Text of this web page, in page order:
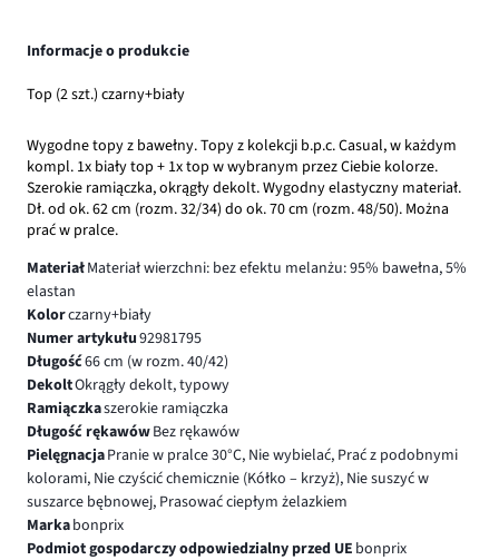
Informacje o produkcie
Top (2 szt.) czarny+biały
Wygodne topy z bawełny. Topy z kolekcji b.p.c. Casual, w każdym
kompl. 1x biały top + 1x top w wybranym przez Ciebie kolorze.
Szerokie ramiączka, okrągły dekolt. Wygodny elastyczny materiał.
Dł. od ok. 62 cm (rozm. 32/34) do ok. 70 cm (rozm. 48/50). Można
prać w pralce.
MateriałMateriał wierzchni: bez efektu melanżu: 95% bawełna, 5%
elastan
Kolorczarny+biały
Numer artykułu92981795
Długość66 cm (w rozm. 40/42)
DekoltOkrągły dekolt, typowy
Ramiączkaszerokie ramiączka
Długość rękawówBez rękawów
PielęgnacjaPranie w pralce 30°C, Nie wybielać, Prać z podobnymi
kolorami, Nie czyścić chemicznie (Kółko – krzyż), Nie suszyć w
suszarce bębnowej, Prasować ciepłym żelazkiem
Markabonprix
Podmiot gospodarczy odpowiedzialny przed UE bonprix